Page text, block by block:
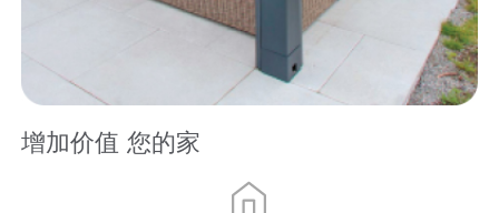
增加价值 您的家